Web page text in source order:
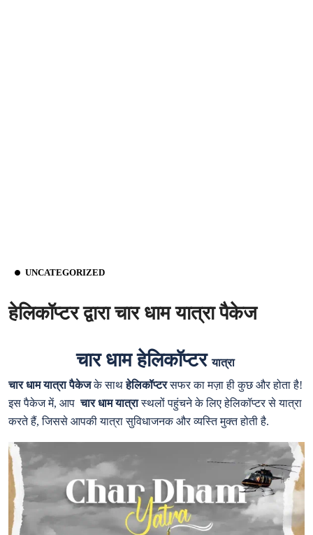
UNCATEGORIZED
हेलिकॉप्‍टर द्वारा चार धाम यात्रा पैकेज
चार धामहेलिकॉप्‍टरयात्रा
चार धाम यात्रा पैकेजके साथहेलिकॉप्टरसफर का मज़ा ही कुछ और होता है!
इस पैकेज में, आपचार धाम यात्रास्थलों पहुंचने के लिए हेलिकॉप्टर से यात्रा
करते हैं, जिससे आपकी यात्रा सुविधाजनक और व्यस्ति मुक्त होती है.